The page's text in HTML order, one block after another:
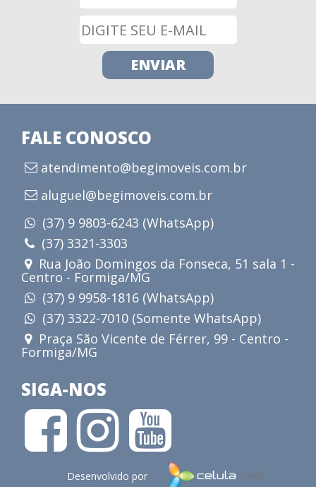
FALE CONOSCO
atendimento@begimoveis.com.br
aluguel@begimoveis.com.br
(37) 9 9803-6243 (WhatsApp)
(37) 3321-3303
Rua João Domingos da Fonseca, 51 sala 1 -
Centro - Formiga/MG
(37) 9 9958-1816 (WhatsApp)
(37) 3322-7010 (Somente WhatsApp)
Praça São Vicente de Férrer, 99 - Centro -
Formiga/MG
SIGA-NOS
Desenvolvido por